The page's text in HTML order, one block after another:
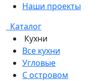
Наши проекты
Каталог
Кухни
Все кухни
Угловые
С островом